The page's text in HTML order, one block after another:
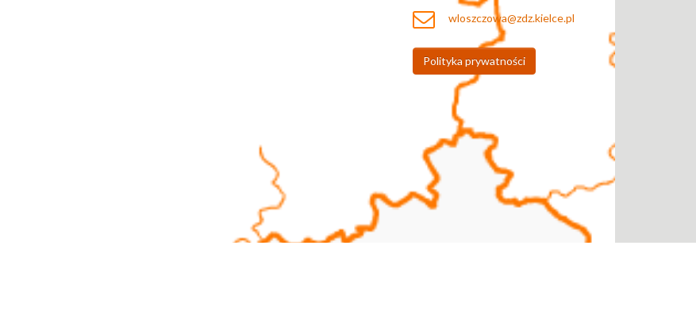
wloszczowa@zdz.kielce.pl
Polityka prywatności